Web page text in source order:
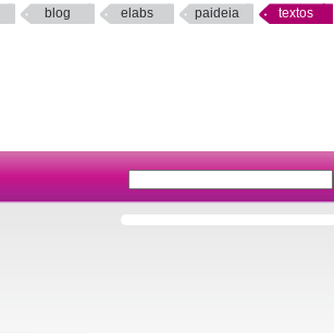
blog elabs paideia textos